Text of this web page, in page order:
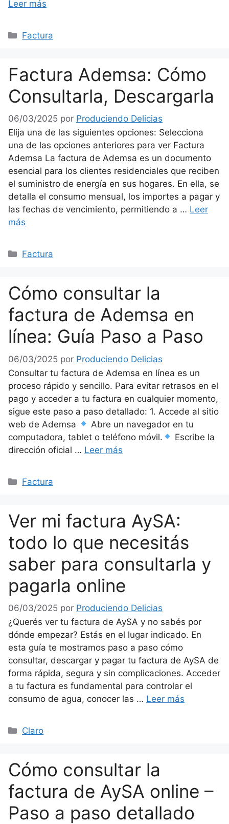
Leer más
Categorías
Factura
Factura Ademsa: Cómo
Consultarla, Descargarla
06/03/2025 por Produciendo Delicias
Elija una de las siguientes opciones: Selecciona
una de las opciones anteriores para ver Factura
Ademsa La factura de Ademsa es un documento
esencial para los clientes residenciales que reciben
el suministro de energía en sus hogares. En ella, se
detalla el consumo mensual, los importes a pagar y
las fechas de vencimiento, permitiendo a … Leer
más
Categorías
Factura
Cómo consultar la
factura de Ademsa en
línea: Guía Paso a Paso
06/03/2025 por Produciendo Delicias
Consultar tu factura de Ademsa en línea es un
proceso rápido y sencillo. Para evitar retrasos en el
pago y acceder a tu factura en cualquier momento,
sigue este paso a paso detallado: 1. Accede al sitio
web de Ademsa
Abre un navegador en tu
computadora, tablet o teléfono móvil.
Escribe la
dirección oficial … Leer más
Categorías
Factura
Ver mi factura AySA:
todo lo que necesitás
saber para consultarla y
pagarla online
06/03/2025 por Produciendo Delicias
¿Querés ver tu factura de AySA y no sabés por
dónde empezar? Estás en el lugar indicado. En
esta guía te mostramos paso a paso cómo
consultar, descargar y pagar tu factura de AySA de
forma rápida, segura y sin complicaciones. Acceder
a tu factura es fundamental para controlar el
consumo de agua, conocer las … Leer más
Categorías
Claro
Cómo consultar la
factura de AySA online –
Paso a paso detallado